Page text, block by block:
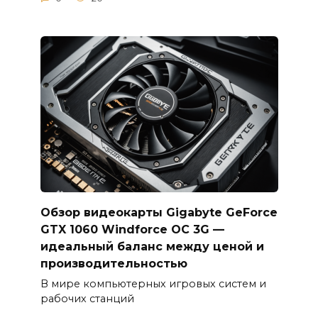
Обзор видеокарты Gigabyte GeForce
GTX 1060 Windforce OC 3G —
идеальный баланс между ценой и
производительностью
В мире компьютерных игровых систем и
рабочих станций